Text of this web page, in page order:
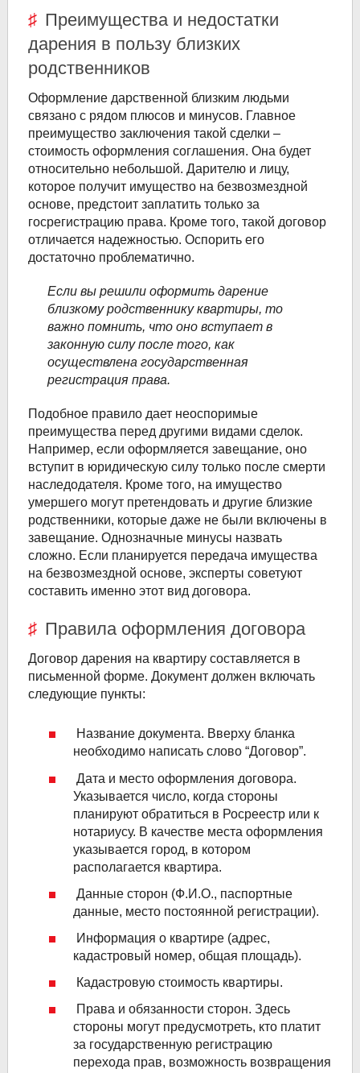
Преимущества и недостатки
дарения в пользу близких
родственников
Оформление дарственной близким людьми
связано с рядом плюсов и минусов. Главное
преимущество заключения такой сделки –
стоимость оформления соглашения. Она будет
относительно небольшой. Дарителю и лицу,
которое получит имущество на безвозмездной
основе, предстоит заплатить только за
госрегистрацию права. Кроме того, такой договор
отличается надежностью. Оспорить его
достаточно проблематично.
Если вы решили оформить дарение
близкому родственнику квартиры, то
важно помнить, что оно вступает в
законную силу после того, как
осуществлена государственная
регистрация права.
Подобное правило дает неоспоримые
преимущества перед другими видами сделок.
Например, если оформляется завещание, оно
вступит в юридическую силу только после смерти
наследодателя. Кроме того, на имущество
умершего могут претендовать и другие близкие
родственники, которые даже не были включены в
завещание. Однозначные минусы назвать
сложно. Если планируется передача имущества
на безвозмездной основе, эксперты советуют
составить именно этот вид договора.
Правила оформления договора
Договор дарения на квартиру составляется в
письменной форме. Документ должен включать
следующие пункты:
Название документа. Вверху бланка
необходимо написать слово “Договор”.
Дата и место оформления договора.
Указывается число, когда стороны
планируют обратиться в Росреестр или к
нотариусу. В качестве места оформления
указывается город, в котором
располагается квартира.
Данные сторон (Ф.И.О., паспортные
данные, место постоянной регистрации).
Информация о квартире (адрес,
кадастровый номер, общая площадь).
Кадастровую стоимость квартиры.
Права и обязанности сторон. Здесь
стороны могут предусмотреть, кто платит
за государственную регистрацию
перехода прав, возможность возвращения